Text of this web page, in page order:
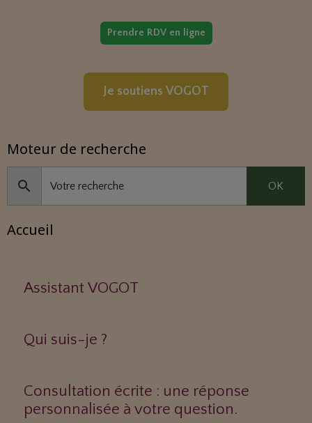
Prendre RDV en ligne
Je soutiens VOGOT
Moteur de recherche
OK
Accueil
Assistant VOGOT
Qui suis-je ?
Consultation écrite : une réponse
personnalisée à votre question.